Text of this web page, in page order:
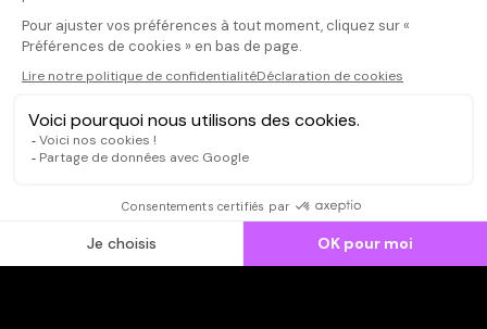
CONNEXION
Qui sommes-nous ?